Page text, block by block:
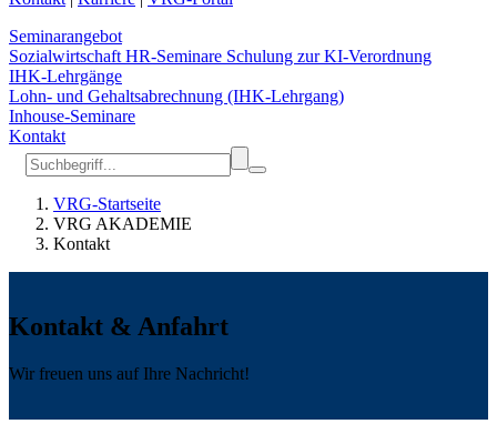
Seminarangebot
Sozialwirtschaft HR-Seminare Schulung zur KI-Verordnung
IHK-Lehrgänge
Lohn- und Gehaltsabrechnung (IHK-Lehrgang)
Inhouse-Seminare
Kontakt
VRG-Startseite
VRG AKADEMIE
Kontakt
Kontakt & Anfahrt
Wir freuen uns auf Ihre Nachricht!